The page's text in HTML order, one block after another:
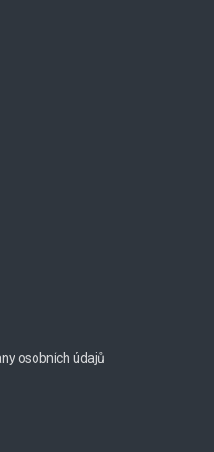
osobních údajů